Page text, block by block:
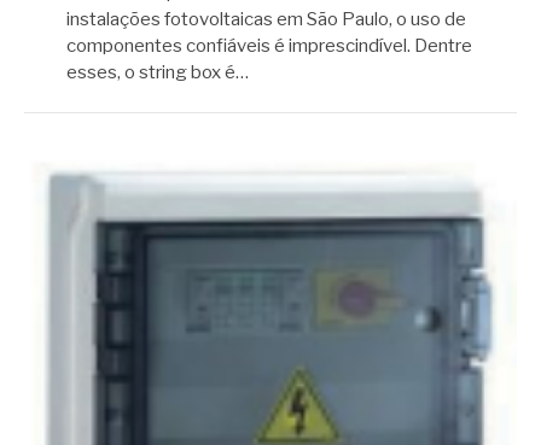
instalações fotovoltaicas em São Paulo, o uso de
componentes confiáveis é imprescindível. Dentre
esses, o string box é…